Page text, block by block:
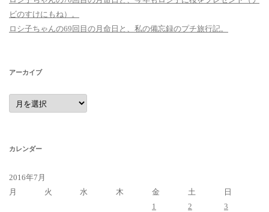
ビのすけにもね）。
ロシ子ちゃんの69回目の月命日と、私の備忘録のプチ旅行記。
アーカイブ
ア
ー
カ
カレンダー
2016年7月
月
火 水 木 金 土
日
1
2
3